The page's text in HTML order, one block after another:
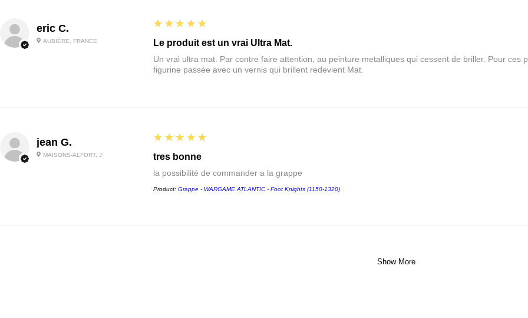
eric C.
AUBIÈRE, FRANCE
5
★★★★★
Le produit est un vrai Ultra Mat.
Un vrai ultra mat. Par contre faire attention, au peinture metalliques qui cessent de briller. Pour
figurine passée avec un vernis qui brillent redevient Mat.
jean G.
MAISONS-ALFORT, J
5
★★★★★
tres bonne
la possibilité de commander a la grappe
Product: Grappe - WARGAME ATLANTIC - Foot Knights (1150-1320)
Show More